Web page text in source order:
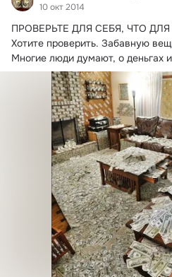
10 окт 2014
ПРОВЕРЬТЕ ДЛЯ СЕБЯ, ЧТО
Хотите проверить. Забавную
Многие люди думают, о деньгах